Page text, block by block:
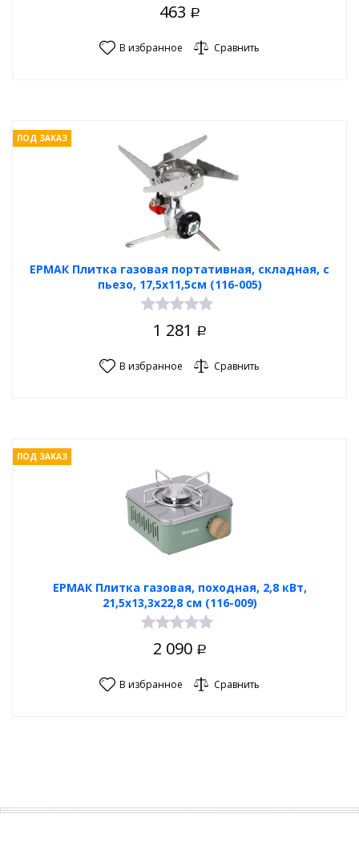
463 Р
В избранное Сравнить
ЕРМАК Плитка газовая портативная, складная, с
пьезо, 17,5х11,5см (116-005)
ПОД ЗАКАЗ
1 281 Р
В избранное Сравнить
ЕРМАК Плитка газовая, походная, 2,8 кВт,
21,5х13,3х22,8 см (116-009)
ПОД ЗАКАЗ
2 090 Р
В избранное Сравнить